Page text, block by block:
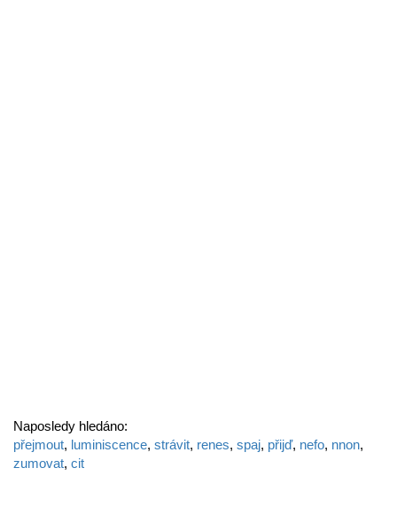
Naposledy hledáno:
přejmout, luminiscence, strávit, renes, spaj, přijď, nefo, nnon,
zumovat, cit